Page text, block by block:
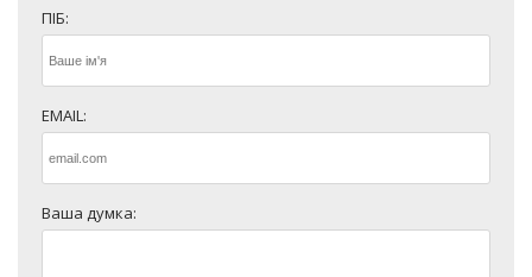
ПІБ:
EMAIL:
Ваша думка: